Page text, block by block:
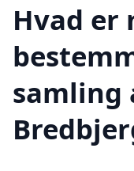
Hvad er
samling